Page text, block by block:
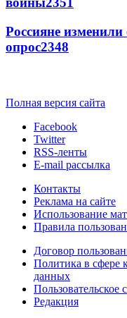
Россияне
опрос2348
Полная версия сайта
Facebook
Twitter
RSS-ленты
E-mail рассылка
Контакты
Реклама на сайте
Использование
Правила
Договор
Политика в сфере
данных
Пользовательское
Редакция